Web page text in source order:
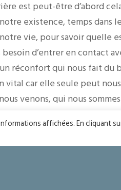
est peut-être d’abord
existence, temps dans
vie, pour savoir quelle
besoin d’entrer en contact
réconfort qui nous fait
vital car elle seule peut
venons, qui nous
joie de vivre, ce contact
affichées. En cliquant